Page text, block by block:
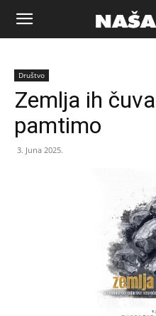
Naša
riječ
Zenica
Društvo
Zemlja ih
pamtimo
3. Juna 2025.